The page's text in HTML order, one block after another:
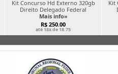
Kit Concurso Hd Externo 320gb
Direito Delegado Federal
Mais info»
R$ 250.00
até 18x de 18.75
Kit